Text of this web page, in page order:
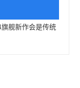
舰新作会是传统